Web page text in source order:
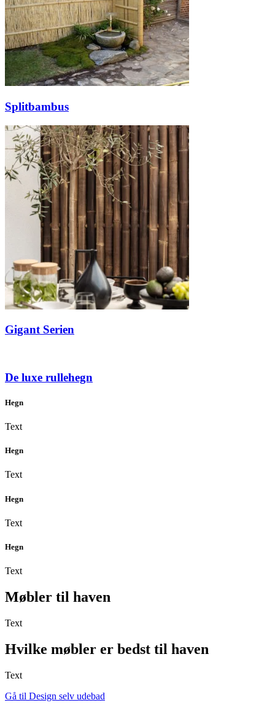
Splitbambus
Gigant Serien
De luxe rullehegn
Hegn
Text
Hegn
Text
Hegn
Text
Hegn
Text
Møbler til haven
Text
Hvilke møbler er bedst til haven
Text
Gå til Design selv udebad